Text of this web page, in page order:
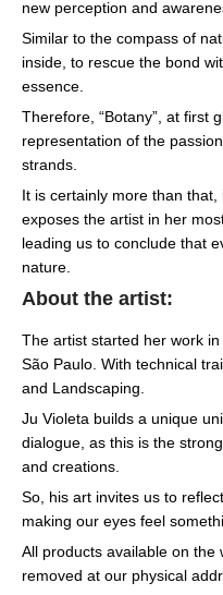
new perception and
Similar to the compass of
inside, to rescue the bond
essence.
Therefore, “Botany”, at first
representation of the
strands.
It is certainly more than that,
exposes the artist in her
leading us to conclude that
nature.
About the artist:
The artist started her work
São Paulo. With technical
and Landscaping.
Ju Violeta builds a unique
dialogue, as this is the
and creations.
So, his art invites us to
making our eyes feel
All products available on the
removed at our physical